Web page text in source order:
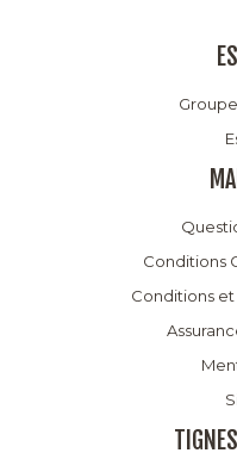
Conditions
Conditions et